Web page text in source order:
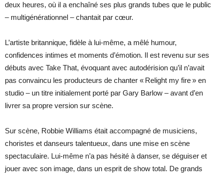
deux heures, où il a enchaîné ses plus grands tubes que le public
– multigénérationnel – chantait par cœur.
L’artiste britannique, fidèle à lui-même, a mêlé humour,
confidences intimes et moments d’émotion. Il est revenu sur ses
débuts avec Take That, évoquant avec autodérision qu’il n’avait
pas convaincu les producteurs de chanter « Relight my fire » en
studio – un titre initialement porté par Gary Barlow – avant d’en
livrer sa propre version sur scène.
Sur scène, Robbie Williams était accompagné de musiciens,
choristes et danseurs talentueux, dans une mise en scène
spectaculaire. Lui-même n’a pas hésité à danser, se déguiser et
jouer avec son image, dans un esprit de show total. De grands